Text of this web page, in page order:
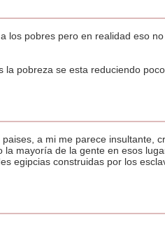
los pobres pero en realidad eso
la pobreza se esta reduciendo
a mi me parece insultante,
la mayoría de la gente en esos
egipcias construidas por los